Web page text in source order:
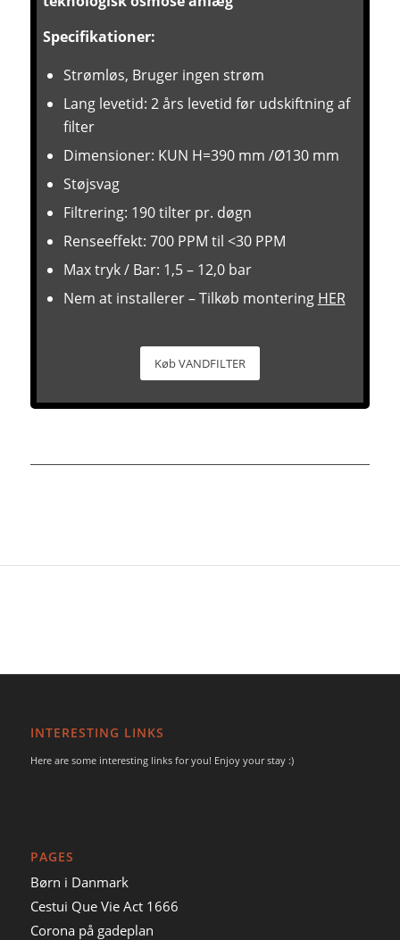
Specifikationer:
Strømløs, Bruger ingen strøm
Lang levetid: 2 års levetid før udskiftning af
filter
Dimensioner: KUN H=390 mm /Ø130 mm
Støjsvag
Filtrering: 190 tilter pr. døgn
Renseeffekt: 700 PPM til <30 PPM
Max tryk / Bar: 1,5 – 12,0 bar
Nem at installerer – Tilkøb montering HER
Køb VANDFILTER
INTERESTING LINKS
Here are some interesting links for you! Enjoy your stay :)
PAGES
Børn i Danmark
Cestui Que Vie Act 1666
Corona på gadeplan